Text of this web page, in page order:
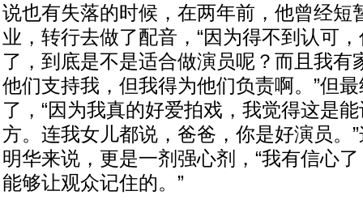
说也有失落的时候，在两年前，他曾经短
业，转行去做了配音，“因为得不到认可
了，到底是不是适合做演员呢？而且我有
他们支持我，但我得为他们负责啊。”但
了，“因为我真的好爱拍戏，我觉得这是
方。连我女儿都说，爸爸，你是好演员。
明华来说，更是一剂强心剂，“我有信心
能够让观众记住的。”